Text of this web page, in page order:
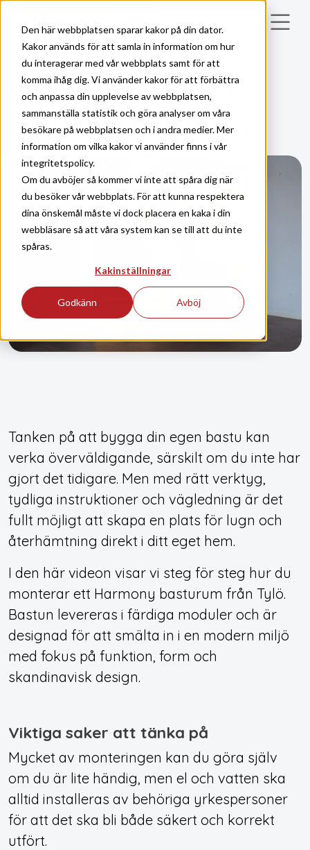
Den här webbplatsen sparar kakor på din dator.
Kakor används för att samla in information om hur
du interagerar med vår webbplats samt för att
komma ihåg dig. Vi använder kakor för att förbättra
och anpassa din upplevelse av webbplatsen,
sammanställa statistik och göra analyser om våra
besökare på webbplatsen och i andra medier. Mer
information om vilka kakor vi använder finns i vår
integritetspolicy.
Om du avböjer så kommer vi inte att spåra dig när
du besöker vår webbplats. För att kunna respektera
dina önskemål måste vi dock placera en kaka i din
webbläsare så att våra system kan se till att du inte
spåras.
Kakinställningar
Godkänn Avböj
Skip to main content
GUIDE
Så monterar du ett
Harmony basturum
Tanken på att bygga din egen bastu kan
verka överväldigande, särskilt om du inte har
gjort det tidigare. Men med rätt verktyg,
tydliga instruktioner och vägledning är det
fullt möjligt att skapa en plats för lugn och
återhämtning direkt i ditt eget hem.
I den här videon visar vi steg för steg hur du
monterar ett Harmony basturum från Tylö.
Bastun levereras i färdiga moduler och är
designad för att smälta in i en modern miljö
med fokus på funktion, form och
skandinavisk design.
Viktiga saker att tänka på
Mycket av monteringen kan du göra själv
om du är lite händig, men el och vatten ska
alltid installeras av behöriga yrkespersoner
för att det ska bli både säkert och korrekt
utfört.